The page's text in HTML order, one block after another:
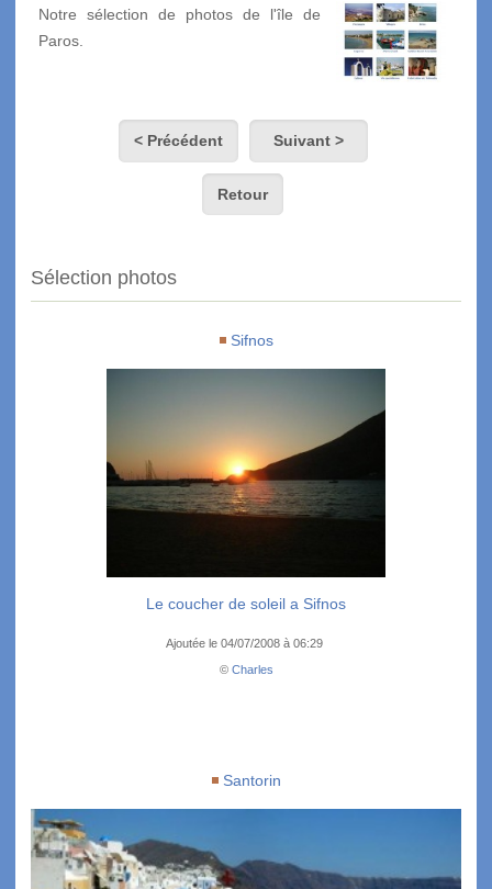
Notre sélection de photos de l'île de
Paros.
< Précédent Suivant >
Retour
Sélection photos
Sifnos
Le coucher de soleil a Sifnos
Ajoutée le 04/07/2008 à 06:29
© Charles
Santorin